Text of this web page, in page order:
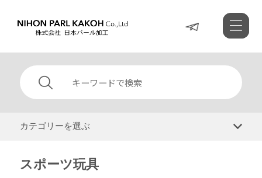
カテゴリーを選ぶ
スポーツ玩具